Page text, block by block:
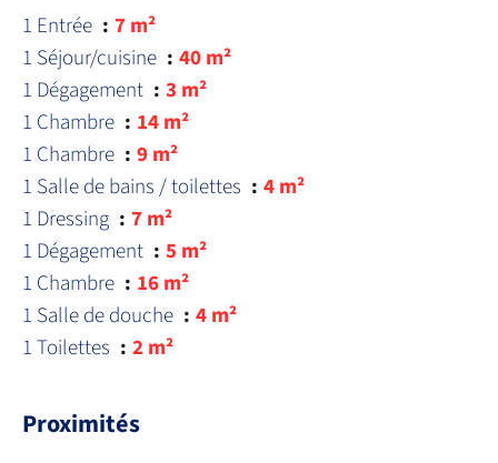
1 Entrée
7 m²
1 Séjour/cuisine
40 m²
1 Dégagement
3 m²
1 Chambre
14 m²
1 Chambre
9 m²
1 Salle de bains / toilettes
4 m²
1 Dressing
7 m²
1 Dégagement
5 m²
1 Chambre
16 m²
1 Salle de douche
4 m²
1 Toilettes
2 m²
Proximités